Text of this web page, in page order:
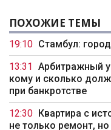
ПОХОЖИЕ ТЕМЫ
19:10 Стамбул:
13:31
Арбитражный
кому и сколько
при банкротстве
12:30
Квартира с
не только ремонт,